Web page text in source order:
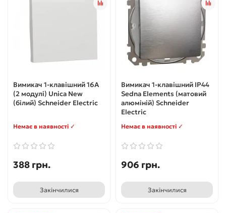
Вимикач 1-клавішний 16А
(2 модулі) Unica New
(білий) Schneider Electric
Немає в наявності ✓
388 грн.
Закінчилися
Вимикач 1-клавішний IP44
Sedna Elements (матовий
алюміній) Schneider
Electric
Немає в наявності ✓
906 грн.
Закінчилися